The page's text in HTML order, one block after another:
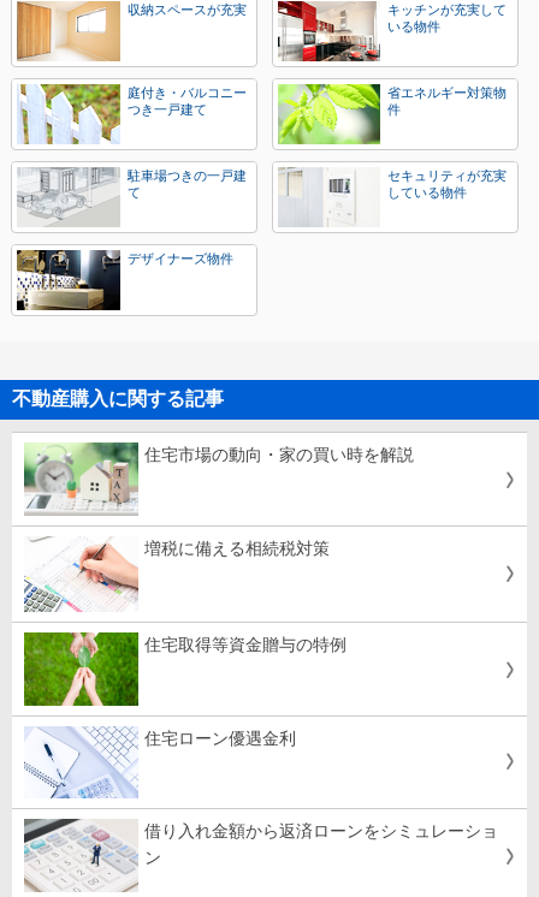
収納スペースが充実
キッチンが充実して
いる物件
庭付き・バルコニー
つき一戸建て
省エネルギー対策物
件
駐車場つきの一戸建
て
セキュリティが充実
している物件
デザイナーズ物件
不動産購入に関する記事
住宅市場の動向・家の買い時を解説
増税に備える相続税対策
住宅取得等資金贈与の特例
住宅ローン優遇金利
借り入れ金額から返済ローンをシミュレーショ
ン